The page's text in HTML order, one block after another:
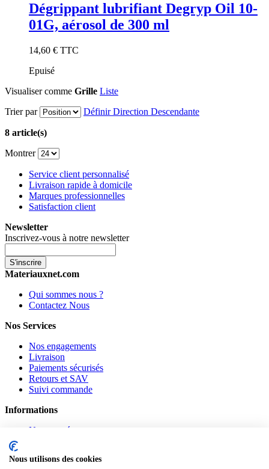
Dégrippant lubrifiant Degryp Oil 10-
01G, aérosol de 300 ml
14,60 € TTC
Epuisé
Visualiser comme Grille Liste
Trier par
Définir Direction Descendante
8 article(s)
Montrer
Service client personnalisé
Livraison rapide à domicile
Marques professionnelles
Satisfaction client
Newsletter
Inscrivez-vous à notre newsletter
S'inscrire
Materiauxnet.com
Qui sommes nous ?
Contactez Nous
Nos Services
Nos engagements
Livraison
Paiements sécurisés
Retours et SAV
Suivi commande
Informations
Nouveautés
Confidentialité
Nous utilisons des cookies